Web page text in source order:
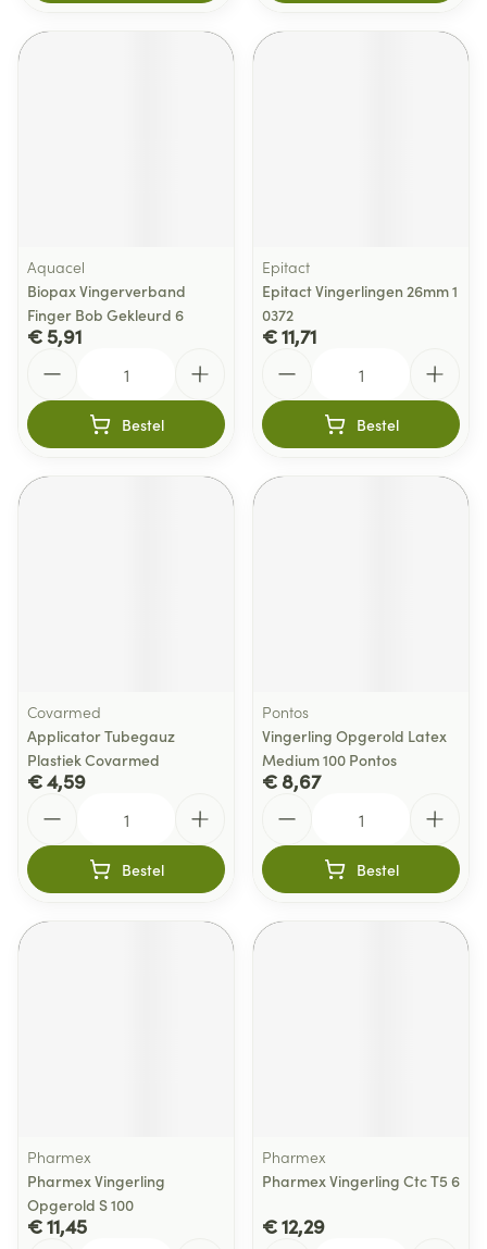
Aquacel
Biopax Vingerverband
Finger Bob Gekleurd 6
€ 5,91
Bestel
Epitact
Epitact Vingerlingen 26mm 1
0372
€ 11,71
Bestel
Covarmed
Applicator Tubegauz
Plastiek Covarmed
€ 4,59
Bestel
Pontos
Vingerling Opgerold Latex
Medium 100 Pontos
€ 8,67
Bestel
Pharmex
Pharmex Vingerling
Opgerold S 100
€ 11,45
Pharmex
Pharmex Vingerling Ctc T5 6
€ 12,29